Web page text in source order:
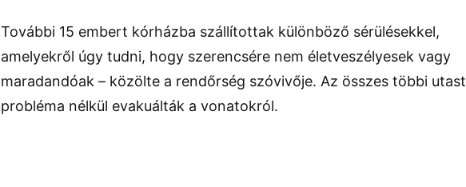
További 15 embert kórházba szállítottak különböző sérülésekkel,
amelyekről úgy tudni, hogy szerencsére nem életveszélyesek vagy
maradandóak – közölte a rendőrség szóvivője. Az összes többi utast
probléma nélkül evakuálták a vonatokról.